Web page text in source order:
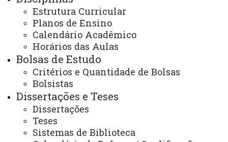
Estrutura Curricular
Planos de Ensino
Calendário Acadêmico
Horários das Aulas
Bolsas de Estudo
Critérios e Quantidade de Bolsas
Bolsistas
Dissertações e Teses
Dissertações
Teses
Sistemas de Biblioteca
State University (2010)
E-mail:eduardo.souza@unioeste.br
Endereço para acessar
CV:http://lattes.cnpq.br/8600401135679947
https://orcid.org/0000-0003-3029-8939
Fone: +55 45-3220-7404
Dr. Erivelto Mercante - PQ2 CNPq